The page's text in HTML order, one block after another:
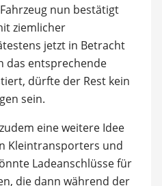
nun bestätigt
ziemlicher
jetzt in Betracht
das entsprechende
dürfte der Rest kein
sein.
eine weitere Idee
Kleintransporters und
Ladeanschlüsse für
die dann während der